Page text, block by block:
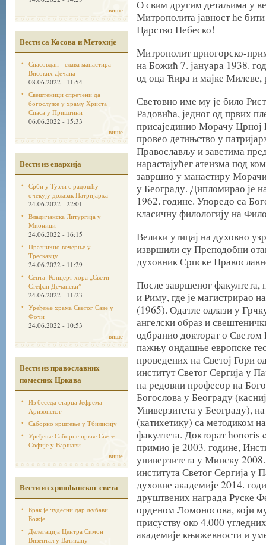
више
Вести са Косова и Метохије
Спасовдан - слава манастира
Високих Дечана
08.06.2022 - 11:54
Свештеници спречени да
богослуже у храму Христа
Спаса у Приштини
06.06.2022 - 15:33
више
Вести из епархија
Срби у Тузли с радошћу
очекују долазак Патријарха
24.06.2022 - 22:01
Владичанска Литургија у
Мионици
24.06.2022 - 16:15
Празнично вечерње у
Трескавцу
24.06.2022 - 11:29
Сента: Концерт хора „Свети
Стефан Дечанскиˮ
24.06.2022 - 11:23
Уређење храма Светог Саве у
Фочи
24.06.2022 - 10:53
више
Вести из православних
помесних Цркава
Из беседа старца Јефрема
Аризонског
Саборно крштење у Тбилисију
Уређење Саборне цркве Свете
Софије у Варшави
више
Вести из хришћанског света
Брак је чудесни дар љубави
Божје
Делегација Центра Симон
Визентал у Ватикану
О свим другим детаљима у
Митрополита јавност ће
Царство Небеско!
Mитрополит црногорско-
на Божић 7. јануара 1938.
од оца Ћира и мајке Милеве,
Световно име му је било
Радовића, једног од првих
присајединио Морачу Црној
провео детињство у
Православљу и заветима
нарастајућег атеизма под
завршио у манастиру
у Београду. Дипломирао је
1962. године. Упоредо са
класичну филологију на
Велики утицај на духовно
извршили су Преподобни
духовник Српске
После завршеног факултета,
и Риму, где је магистрирао
(1965). Одатле одлази у
ангелски образ и
одбранио докторат о Светом
пажњу ондашње европске
проведених на Светој Гори
институт Светог Сергија у
па редовни професор на
Богослова у Београду
Универзитета у Београду),
(катихетику) са методиком
факултета. Докторат honoris
примио је 2003. године,
универзитета у Минску
института Светог Сергија у
духовне академије 2014.
друштвених награда Руске
орденом Ломоносова, који
присуству око 4.000
академије књижевности и